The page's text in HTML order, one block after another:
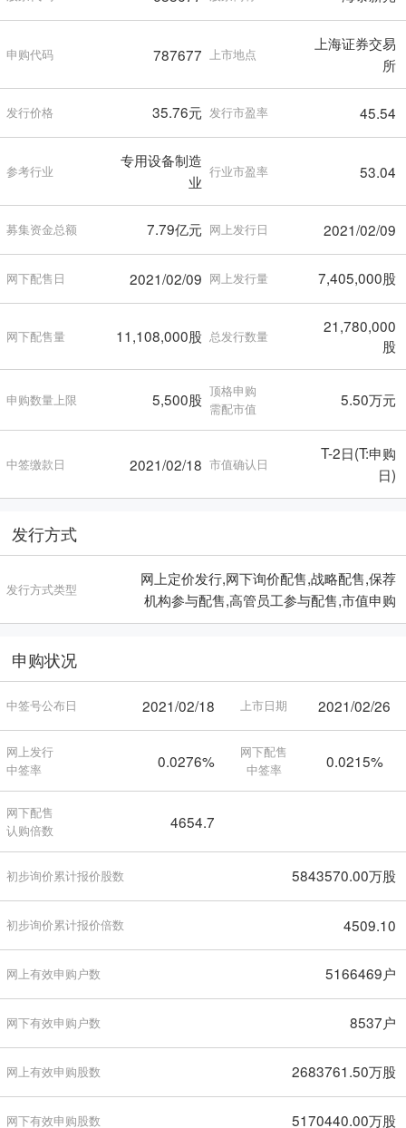
申购代码 787677 上市地点
上海证券交易
所
发行价格 35.76元 发行市盈率 45.54
参考行业
专用设备制造
业
行业市盈率 53.04
募集资金总额 7.79亿元 网上发行日 2021/02/09
网下配售日 2021/02/09 网上发行量 7,405,000股
网下配售量 11,108,000股 总发行数量
21,780,000
股
申购数量上限 5,500股 顶格申购
需配市值
5.50万元
中签缴款日 2021/02/18 市值确认日
T-2日(T:申购
日)
发行方式
发行方式类型
网上定价发行,网下询价配售,战略配售,保荐
机构参与配售,高管员工参与配售,市值申购
申购状况
中签号公布日 2021/02/18 上市日期 2021/02/26
网上发行
中签率
0.0276%
网下配售
中签率
0.0215%
网下配售
认购倍数
4654.7
初步询价累计报价股数 5843570.00万股
初步询价累计报价倍数 4509.10
网上有效申购户数 5166469户
网下有效申购户数 8537户
网上有效申购股数 2683761.50万股
网下有效申购股数 5170440.00万股